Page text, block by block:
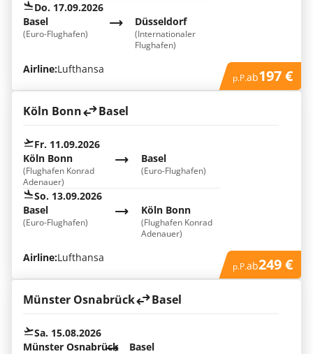
Do. 17.09.2026
Düsseldorf
(Internationaler
Flughafen)
Basel
(Euro-Flughafen)
Airline:Lufthansa
p.P.ab197 €
Köln Bonn Basel
Fr. 11.09.2026
Köln Bonn
(Flughafen Konrad
Adenauer)
Basel
(Euro-Flughafen)
So. 13.09.2026
Köln Bonn
(Flughafen Konrad
Adenauer)
Basel
(Euro-Flughafen)
Airline:Lufthansa
p.P.ab249 €
Münster Osnabrück Basel
Sa. 15.08.2026
Münster Osnabrück
Basel